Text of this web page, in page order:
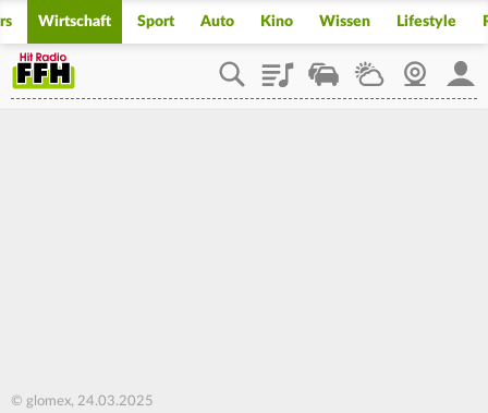
Wirtschaft Sport Auto Kino Wissen Lifestyle
PlaylistStaupilotWetterWebcam
© glomex, 24.03.2025